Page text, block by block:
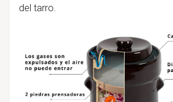
del tarro.